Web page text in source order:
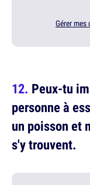
Gérer mes
Peux-tu
personne à
un poisson et
s'y trouvent.